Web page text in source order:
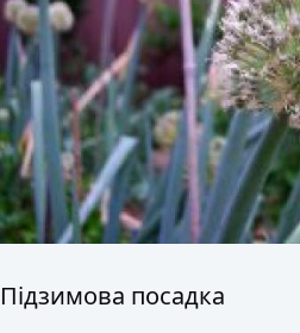
Підзимова посадка